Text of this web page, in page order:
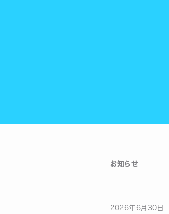
お知らせ
2026年 6月 30 日